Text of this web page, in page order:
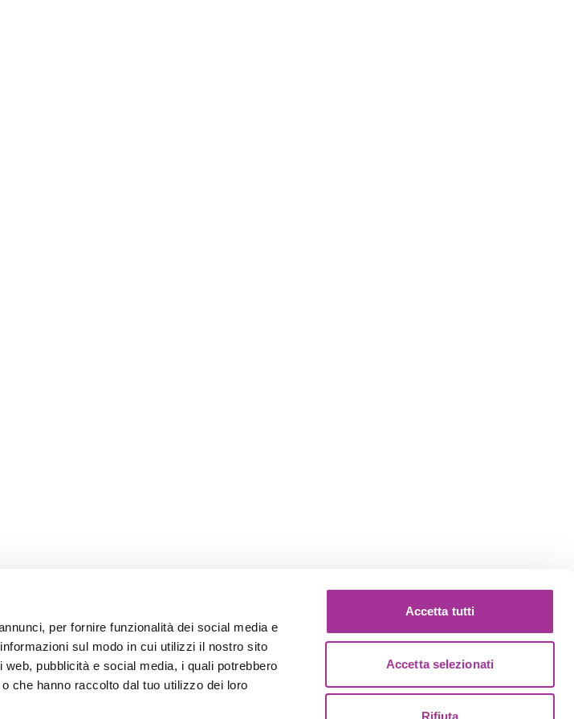
per fornire funzionalità dei social media e
sul modo in cui utilizzi il nostro sito
pubblicità e social media, i quali potrebbero
che hanno raccolto dal tuo utilizzo dei loro
Accetta tutti
Accetta selezionati
Rifiuta